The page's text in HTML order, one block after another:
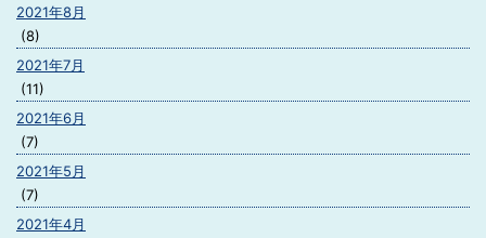
2021年8月
(8)
2021年7月
(11)
2021年6月
(7)
2021年5月
(7)
2021年4月